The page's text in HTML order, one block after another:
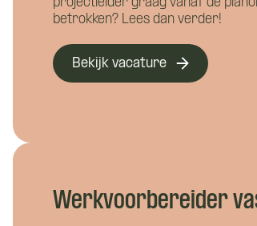
projectleider graag vanaf de
betrokken? Lees dan verder!
Bekijk vacature
Werkvoorbereider